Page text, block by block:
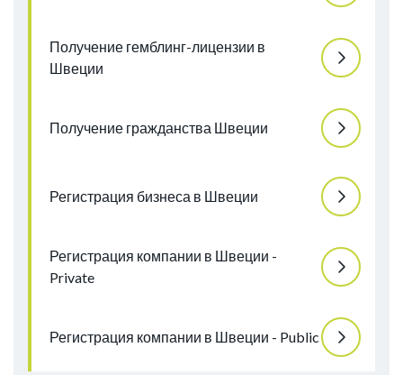
Получение гемблинг-лицензии в
Швеции
Получение гражданства Швеции
Регистрация бизнеса в Швеции
Регистрация компании в Швеции -
Private
Регистрация компании в Швеции - Public